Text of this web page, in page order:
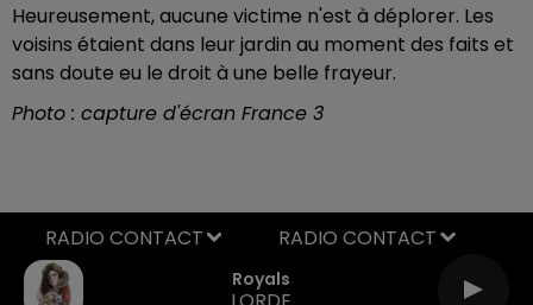
Heureusement, aucune victime n'est à déplorer. Les
voisins étaient dans leur jardin au moment des faits et
sans doute eu le droit à une belle frayeur.
Photo : capture d'écran France 3
Royals
RADIO CONTACT